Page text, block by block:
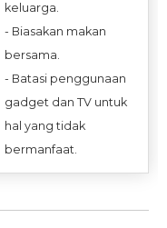
keluarga.
- Biasakan makan
bersama.
- Batasi penggunaan
gadget dan TV untuk
hal yang tidak
bermanfaat.